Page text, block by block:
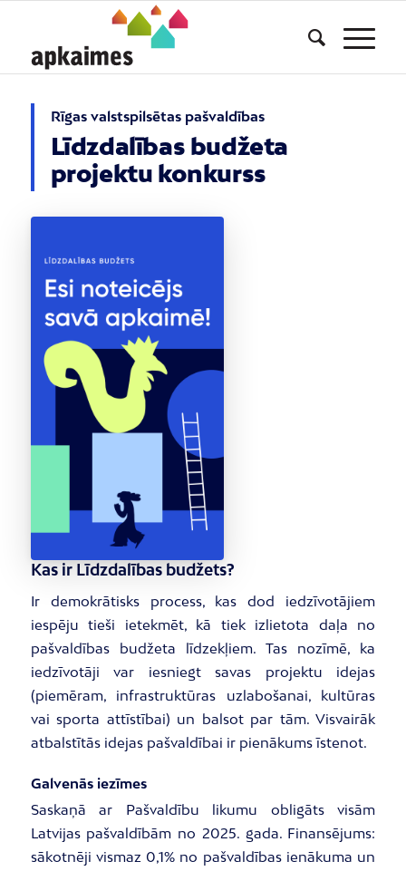
Rīgas valstspilsētas pašvaldības
Līdzdalības budžeta
projektu konkurss
Kas ir Līdzdalības budžets?
Ir demokrātisks process, kas dod iedzīvotājiem
iespēju tieši ietekmēt, kā tiek izlietota daļa no
pašvaldības budžeta līdzekļiem. Tas nozīmē, ka
iedzīvotāji var iesniegt savas projektu idejas
(piemēram, infrastruktūras uzlabošanai, kultūras
vai sporta attīstībai) un balsot par tām. Visvairāk
atbalstītās idejas pašvaldībai ir pienākums īstenot.
Galvenās iezīmes
Saskaņā ar Pašvaldību likumu obligāts visām
Latvijas pašvaldībām no 2025. gada. Finansējums:
sākotnēji vismaz 0,1% no pašvaldības ienākuma un